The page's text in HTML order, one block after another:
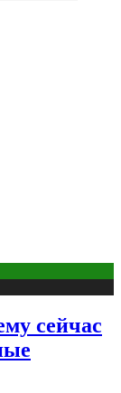
сейчас